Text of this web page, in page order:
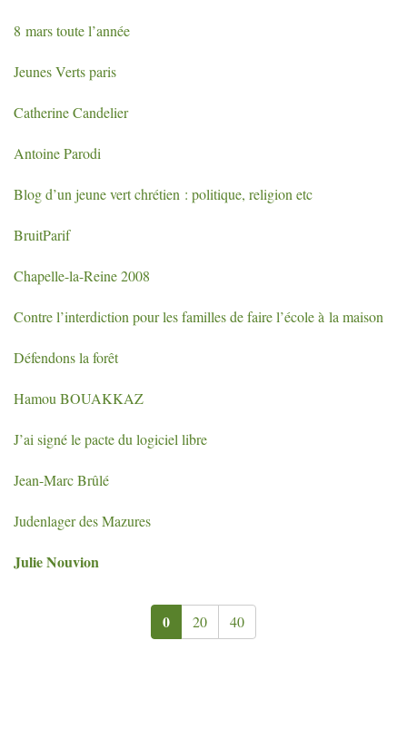
8 mars toute l’année
Jeunes Verts paris
Catherine Candelier
Antoine Parodi
Blog d’un jeune vert chrétien : politique, religion etc
BruitParif
Chapelle-la-Reine 2008
Contre l’interdiction pour les familles de faire l’école à la maison
Défendons la forêt
Hamou BOUAKKAZ
J’ai signé le pacte du logiciel libre
Jean-Marc Brûlé
Judenlager des Mazures
Julie Nouvion
0 20 40